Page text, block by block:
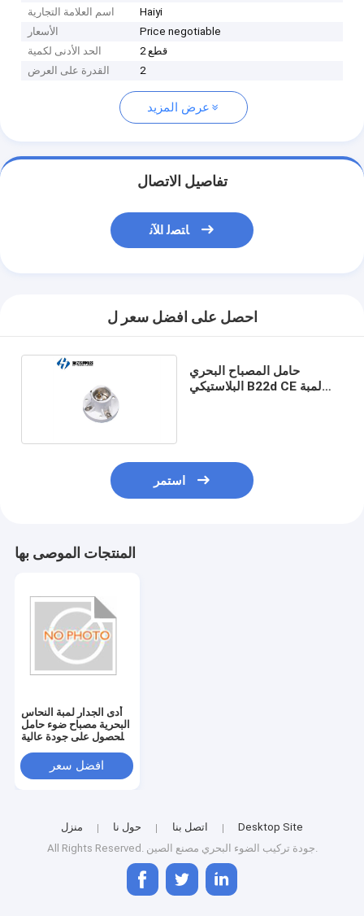
اسم العلامة التجارية
Haiyi
الأسعار
Price negotiable
الحد الأدنى لكمية
2 قطع
القدرة على العرض
2
عرض المزيد
تفاصيل الاتصال
ﺎﺘﺼﻟ ﺍﻶﻧ
احصل على افضل سعر ل
حامل المصباح البحري
البلاستيكي B22d CE لمبة
استمر
المنتجات الموصى بها
أدى الجدار لمبة النحاس
البحرية مصباح ضوء حامل
للحصول على جودة عالية
افضل سعر
منزل حول نا اتصل بنا
Desktop Site
All Rights Reserved. جودة تركيب الضوء البحري مصنع الصين.